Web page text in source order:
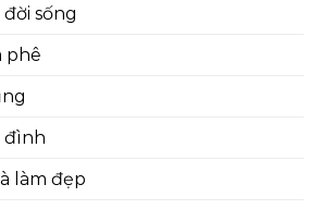
đời sống
phê
đình
làm đẹp